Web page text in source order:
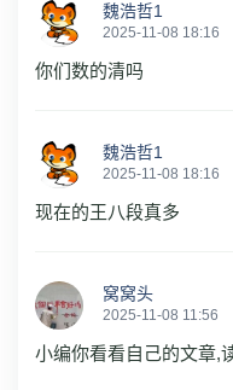
魏浩哲1
2025-11-08 18:16
你们数的清吗
魏浩哲1
2025-11-08 18:16
现在的王八段真多
窝窝头
2025-11-08 11:56
小编你看看自己的文章,